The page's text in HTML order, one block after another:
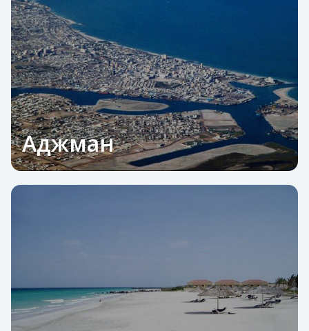
Аджман